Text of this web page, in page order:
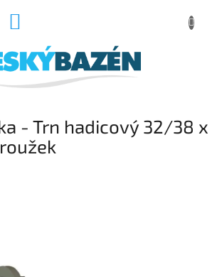
- Trn hadicový 32/38 x